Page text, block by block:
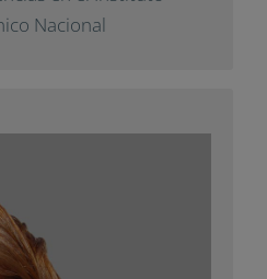
Nacional
Solano
en el ámbito de
educación, donde ha